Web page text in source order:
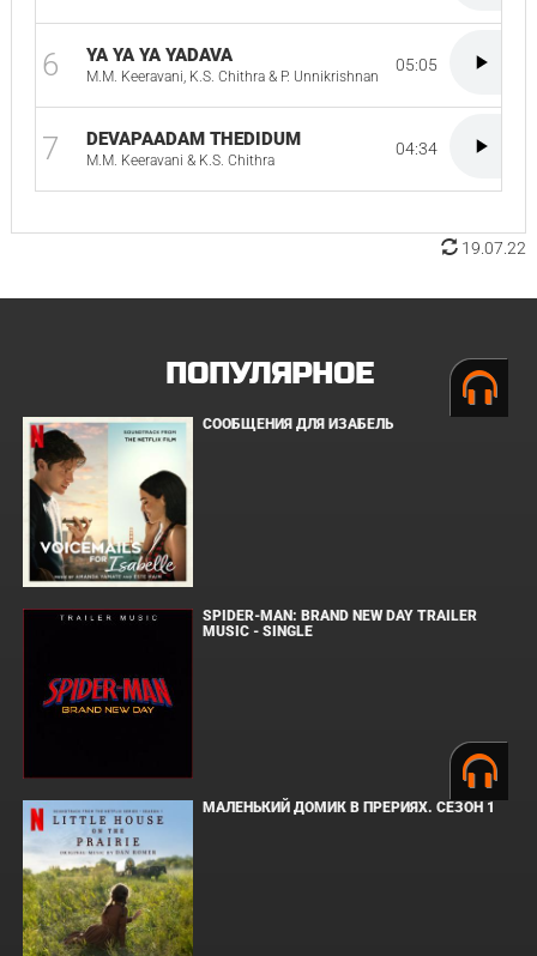
6 YA YA YA YADAVA
M.M. Keeravani, K.S. Chithra & P. Unnikrishnan
05:05
7 DEVAPAADAM THEDIDUM
M.M. Keeravani & K.S. Chithra
04:34
19.07.22
ПОПУЛЯРНОЕ
СООБЩЕНИЯ ДЛЯ ИЗАБЕЛЬ
SPIDER-MAN: BRAND NEW DAY TRAILER
MUSIC - SINGLE
МАЛЕНЬКИЙ ДОМИК В ПРЕРИЯХ. СЕЗОН 1